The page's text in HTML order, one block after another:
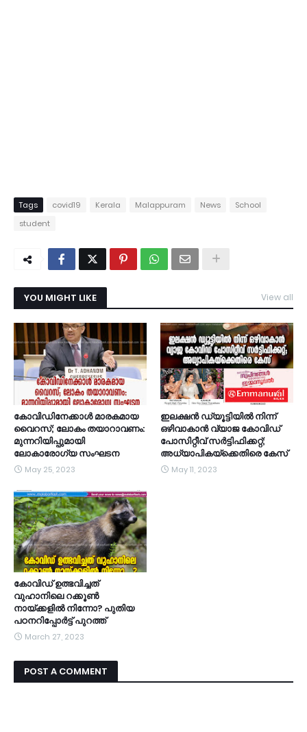
Tags covid19 Kerala Malappuram News
School
student
YOU MIGHT LIKE View all
കോവിഡിനേക്കാള്‍ മാരകമായ
വൈറസ്; ലോകം തയാറാവണം:
മുന്നറിയിപ്പുമായി
ലോകാരോഗ്യ സംഘടന
May 25, 2023
ഇലക്ഷൻ ഡ്യൂട്ടിയിൽ നിന്ന്
ഒഴിവാകാൻ വ്യാജ കോവിഡ്
പോസിറ്റീവ് സർട്ടിഫിക്കറ്റ്;
അധ്യാപികയ്ക്കെതിരെ കേസ്
May 11, 2023
കോവിഡ് ഉത്ഭവിച്ചത്
വുഹാനിലെ റക്കൂൺ
നായ്ക്കളിൽ നിന്നോ? പുതിയ
പഠനറിപ്പോർട്ട് പുറത്ത്
March 27, 2023
POST A COMMENT